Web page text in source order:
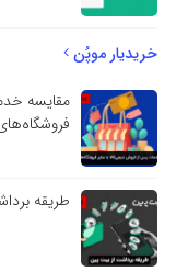
خریدیار موپُن
مقایسه
طریقه